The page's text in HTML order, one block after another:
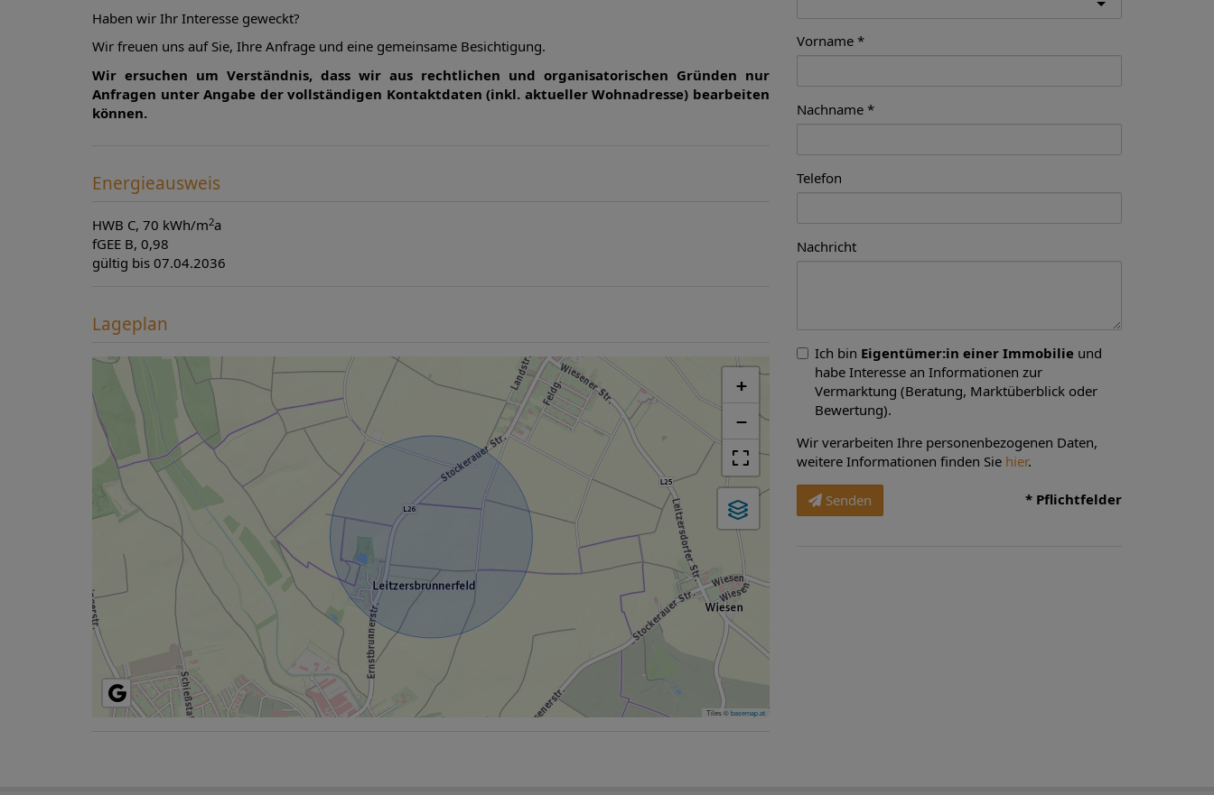
Haben wir Ihr Interesse geweckt?
Wir freuen uns auf Sie, Ihre Anfrage und eine gemeinsame Besichtigung.
Wir ersuchen um Verständnis, dass wir aus rechtlichen und organisatorischen Gründen nur
Anfragen unter Angabe der vollständigen Kontaktdaten (inkl. aktueller Wohnadresse) bearbeiten
können.
Energieausweis
HWB C, 70 kWh/m2a
fGEE B, 0,98
gültig bis 07.04.2036
Lageplan
+
−
Tiles ©basemap.at
Vorname
Nachname
Telefon
Nachricht
Ich bin Eigentümer:in einer Immobilie und
habe Interesse an Informationen zur
Vermarktung (Beratung, Marktüberblick oder
Bewertung).
Wir verarbeiten Ihre personenbezogenen Daten,
weitere Informationen finden Sie hier.
Senden * Pflichtfelder